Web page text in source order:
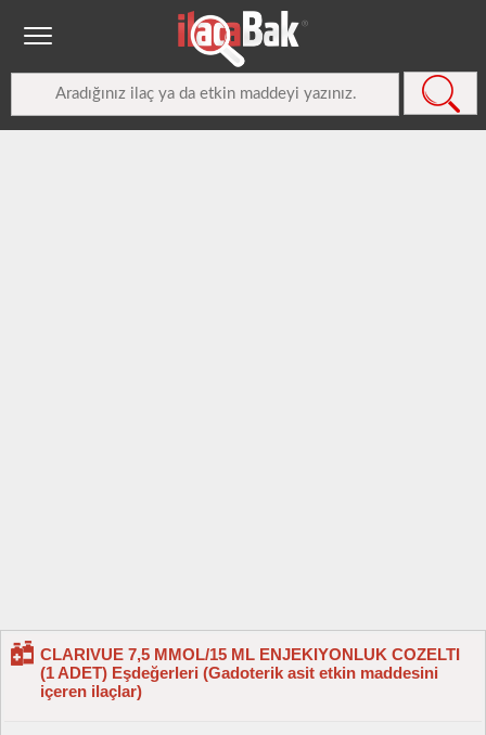
CLARIVUE 7,5 MMOL/15 ML ENJEKIYONLUK COZELTI
(1 ADET) Eşdeğerleri (Gadoterik asit etkin maddesini
içeren ilaçlar)